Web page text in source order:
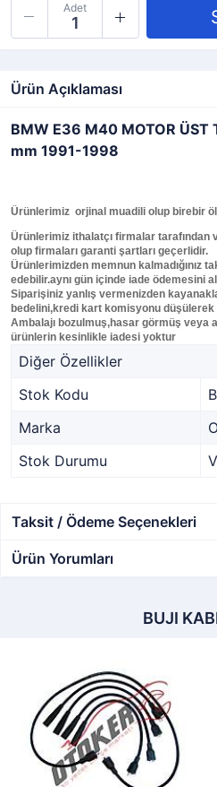
Adet
Ürün Açıklaması
BMW E36 M40 MOTOR
mm 1991-1998
Ürünlerimiz orjinal muadili olup birebir
Ürünlerimiz ithalatçı firmalar tarafından
olup firmaları garanti şartları geçerlidir.
Ürünlerimizden memnun kalmadığınız
edebilir.aynı gün içinde iade ödemesini
Siparişiniz yanlış vermenizden
bedelini,kredi kart komisyonu düşülerek
Ambalajı bozulmuş,hasar görmüş veya
ürünlerin kesinlikle iadesi yoktur
Diğer Özellikler
Stok Kodu
Marka
Stok Durumu
Taksit / Ödeme Seçenekleri
Ürün Yorumları
BUJI